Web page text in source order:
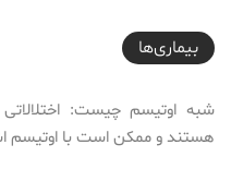
2018-08-26T20:45:33+04:30
بیماری‌ها
شبه اوتیسم چیست:
هستند و ممکن است با اوتیسم